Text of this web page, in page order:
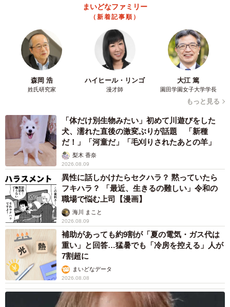
結婚相手の勤める企業に対して「重視するポイント」を聞
くと、男女、年代問わず「給与額」（52.0％）が1位に。ま
た2位「雇用形態」（44.9％）、3位「社員を大切にする」
（30.6％）と続きました。特に女性は64.0％が結婚相手の
給与額を重視しており、男性（40.0％）に比べ回答率が高
くなっているそうです。
（提供画像）
まいどなファミリー
（新着記事順）
森岡 浩
姓氏研究家
ハイヒール・リンゴ
漫才師
大江 篤
園田学園女子大学学長
もっと見る
「体だけ別生物みたい」初めて川遊びをした
犬、濡れた直後の激変ぶりが話題 「新種
だ！」「河童だ」「毛刈りされたあとの羊」
梨木 香奈
2026.08.09
異性に話しかけたらセクハラ？ 黙っていたら
フキハラ？ 「最近、生きるの難しい」令和の
職場で悩む上司【漫画】
海川 まこと
2026.08.09
補助があっても約9割が「夏の電気・ガス代は
重い」と回答…猛暑でも「冷房を控える」人が
7割超に
まいどなデータ
2026.08.08